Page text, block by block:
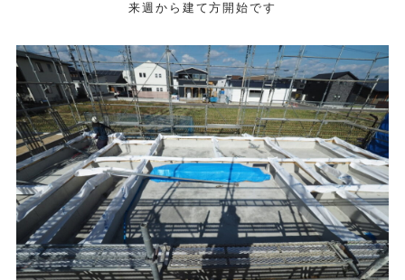
来週から建て方開始です